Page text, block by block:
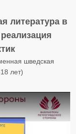
литература в
шведская
лет)